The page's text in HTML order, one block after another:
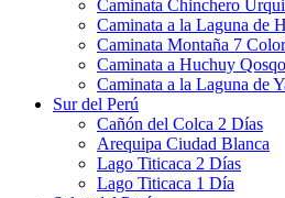
Caminata Chinchero
Caminata a la Laguna de
Caminata Montaña 7
Caminata a Huchuy Qosqo
Caminata a la Laguna de
Sur del Perú
Cañón del Colca 2 Días
Arequipa Ciudad Blanca
Lago Titicaca 2 Días
Lago Titicaca 1 Día